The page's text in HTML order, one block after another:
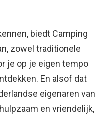
biedt Camping
zowel traditionele
je op je eigen tempo
En alsof dat
eigenaren van
en vriendelijk,